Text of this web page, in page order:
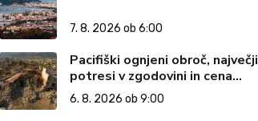
7. 8. 2026 ob 6:00
Pacifiški ognjeni obroč, največji
potresi v zgodovini in cena
pozabe
6. 8. 2026 ob 9:00